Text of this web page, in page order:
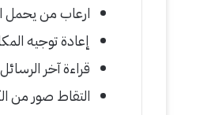
ارعاب من يحمل
إعادة توجيه
قراءة آخر
التقاط صور من